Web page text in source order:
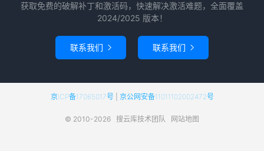
获取免费的破解补丁和激活码，快速解决激活难题，全面覆盖
2024/2025 版本！
联系我们  联系我们 
京ICP备17065017号| 京公网安备11011102002472号
© 2010-2026 搜云库技术团队 网站地图